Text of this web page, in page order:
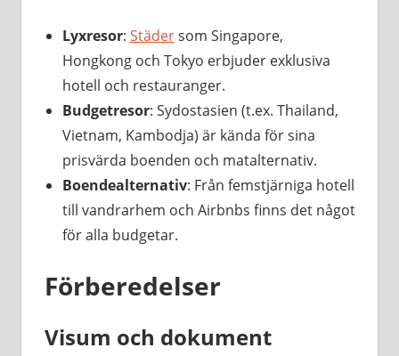
Lyxresor: Städersom Singapore,
Hongkong och Tokyo erbjuder exklusiva
hotell och restauranger.
Budgetresor: Sydostasien (t.ex. Thailand,
Vietnam, Kambodja) är kända för sina
prisvärda boenden och matalternativ.
Boendealternativ: Från femstjärniga hotell
till vandrarhem och Airbnbs finns det något
för alla budgetar.
Förberedelser
Visum och dokument